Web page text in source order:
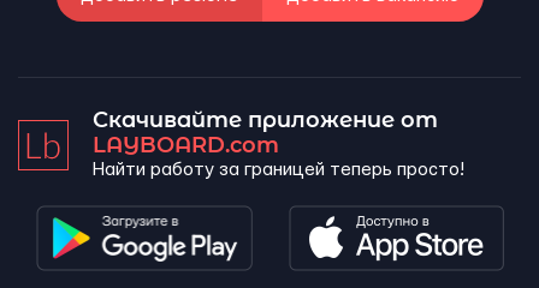
Скачивайте приложение от
LAYBOARD.com
Найти работу за границей теперь просто!